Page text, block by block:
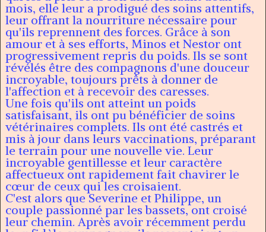
mois, elle leur a prodigué des soins attentifs,
leur offrant la nourriture nécessaire pour
qu'ils reprennent des forces. Grâce à son
amour et à ses efforts, Minos et Nestor ont
progressivement repris du poids. Ils se sont
révélés être des compagnons d'une douceur
incroyable, toujours prêts à donner de
l'affection et à recevoir des caresses.
Une fois qu'ils ont atteint un poids
satisfaisant, ils ont pu bénéficier de soins
vétérinaires complets. Ils ont été castrés et
mis à jour dans leurs vaccinations, préparant
le terrain pour une nouvelle vie. Leur
incroyable gentillesse et leur caractère
affectueux ont rapidement fait chavirer le
cœur de ceux qui les croisaient.
C'est alors que Severine et Philippe, un
couple passionné par les bassets, ont croisé
leur chemin. Après avoir récemment perdu